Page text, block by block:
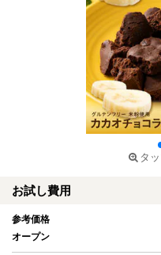
タ
お試し費用
参考価格
オープン